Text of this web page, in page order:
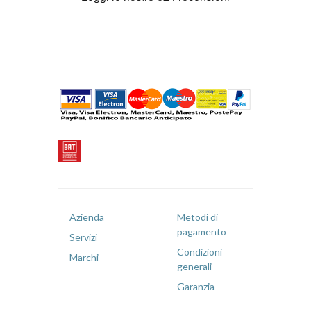
Azienda
Servizi
Marchi
Metodi di
pagamento
Condizioni
generali
Garanzia